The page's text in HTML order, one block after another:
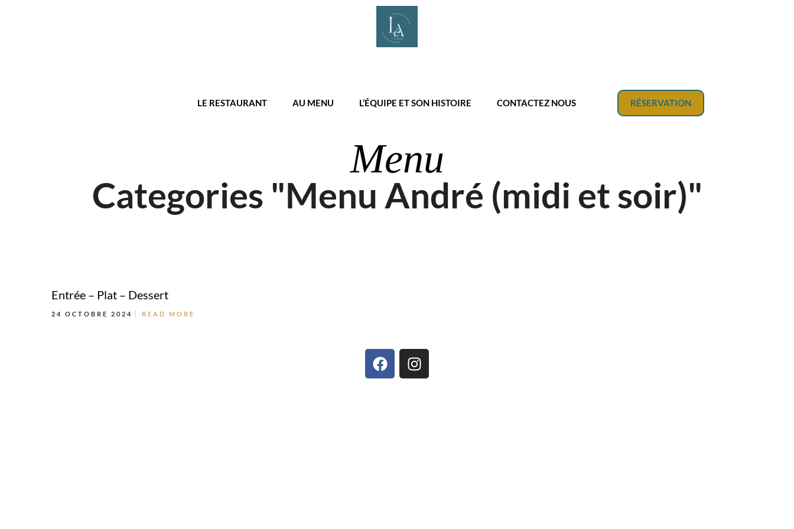
LE RESTAURANT AU MENU L’ÉQUIPE ET SON HISTOIRE CONTACTEZ NOUS RÉSERVATION
Menu
Categories "Menu André (midi et soir)"
Entrée – Plat – Dessert
24 OCTOBRE 2024 READ MORE